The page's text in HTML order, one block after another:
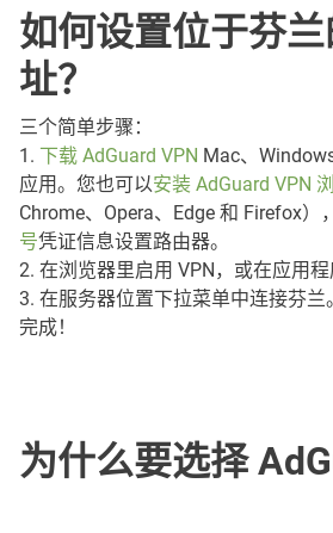
如何设置位于芬
址？
三个简单步骤：
1. 下载 AdGuard VPN Mac、
应用。您也可以安装 AdGuard VPN
Chrome、Opera、Edge 和 Firefox）
号凭证信息设置路由器。
2. 在浏览器里启用 VPN，或在应用程
3. 在服务器位置下拉菜单中连接芬兰。
完成！
为什么要选择